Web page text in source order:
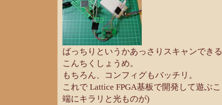
ばっちりというかあっさりスキャンでき
こんちくしょうめ。
もちろん、コンフィグもバッチリ。
これで Lattice FPGA基板で開発して遊ぶ
端にキラリと光ものが)